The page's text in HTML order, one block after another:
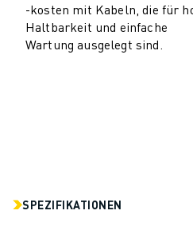
CNC-SCHLEIFEN
CNC-FRÄSEN
CNC-DREHEN
PUNKTSCHWEISSEN
-kosten mit Kabeln, die für
Haltbarkeit und einfache
Wartung ausgelegt sind.
SPEZIFIKATIONEN